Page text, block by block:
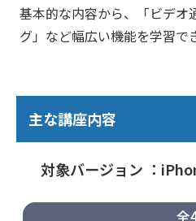
基本的な内容から、「ビデオ
グ」など幅広い機能を学習で
主な講座内容
対象バージョン ：
全